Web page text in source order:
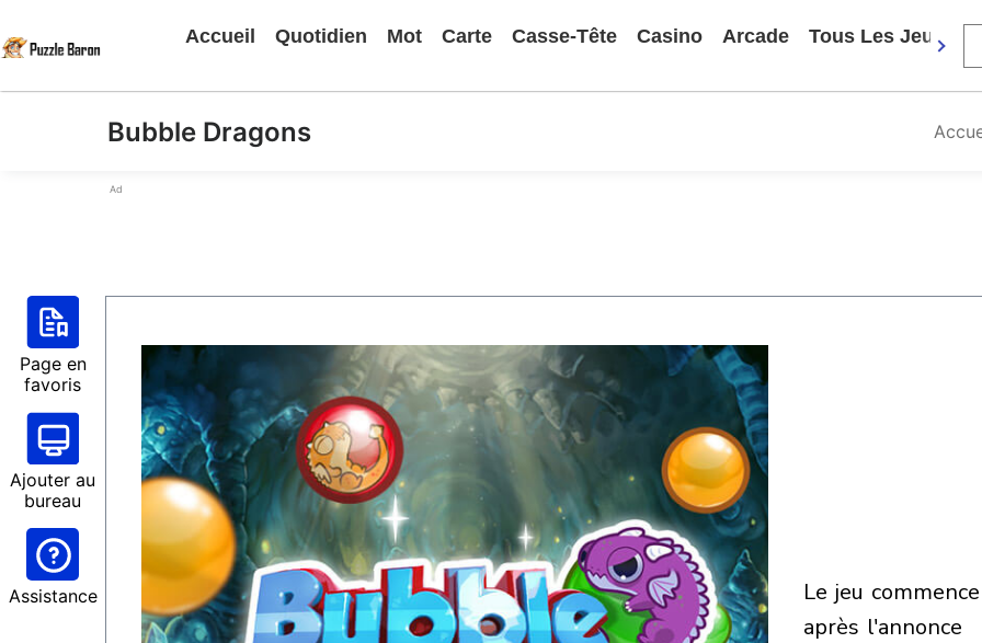
Accueil Quotidien Mot Carte Casse-Tête Casino Arcade Tous Les Jeux
Bubble Dragons
Ad
Page en
favoris
Ajouter au
bureau
Assistance
le jeu commencera
après l'annonce